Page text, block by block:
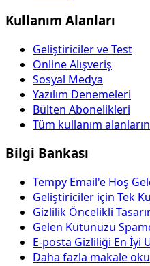
Kullanım Alanları
Geliştiriciler ve Test
Online Alışveriş
Sosyal Medya
Yazılım Denemeleri
Bülten Abonelikleri
Tüm kullanım
Bilgi Bankası
Tempy Email'e Hoş
Geliştiriciler için Tek
Gizlilik Öncelikli
Gelen Kutunuzu
E-posta Gizliliği En İyi
Daha fazla makale